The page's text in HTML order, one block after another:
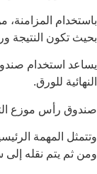
باستخدام
بحيث تكون النتيجة
يساعد استخدام
النهائية للورق.
صندوق رأس موزع
وتتمثل المهمة
ومن ثم يتم نقله